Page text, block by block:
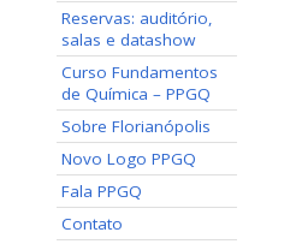
Reservas: auditório,
salas e datashow
Curso Fundamentos
de Química – PPGQ
Sobre Florianópolis
Novo Logo PPGQ
Fala PPGQ
Contato